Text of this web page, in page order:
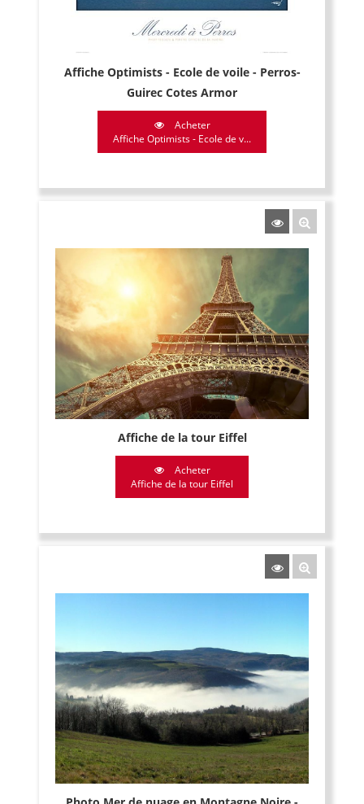
Affiche Optimists - Ecole de voile - Perros-
Guirec Cotes Armor
Acheter
Affiche Optimists - Ecole de v...
Affiche de la tour Eiffel
Acheter
Affiche de la tour Eiffel